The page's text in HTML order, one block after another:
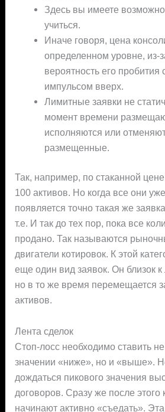
Здесь вы имеете
учиться.
Иначе говоря, цена
определенном уровне, из-
вероятность его пробития
импульсом вверх.
Лимитные заявки не
момент времени
исполняются или
размещенные.
Так, например, по стаканной
100 активов. Но когда все они
появляется точно такая же
т.е. И так до тех пор, пока все
продано. Так называются
двигатели котировок. К этой
еще один вид заявок. Он близок
но в то же время перемещается
активов.
Лента сделок
Стоп-лосс необходимо ставить
значении «ниже», но и «выше».
дождаться пикового значения
договоров. Сразу же после этого
начинают активно «съедать».